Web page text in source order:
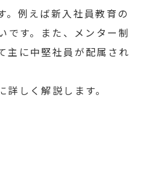
。例えば新入社員教育の
です。また、メンター制
主に中堅社員が配属され
しく解説します。